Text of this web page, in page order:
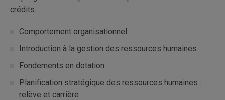
crédits.
Comportement organisationnel
Introduction à la gestion des ressources humaines
Fondements en dotation
Planification stratégique des ressources humaines :
relève et carrière